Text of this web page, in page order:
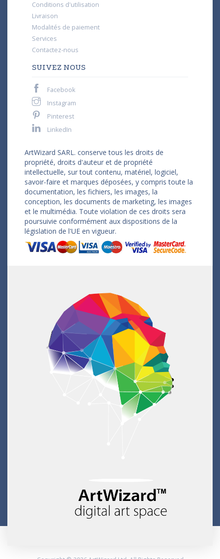
Conditions d'utilisation
Livraison
Modalités de paiement
Services
Contactez-nous
SUIVEZ NOUS
Facebook
Instagram
Pinterest
LinkedIn
ArtWizard SARL. conserve tous les droits de
propriété, droits d'auteur et de propriété
intellectuelle, sur tout contenu, matériel, logiciel,
savoir-faire et marques déposées, y compris toute la
documentation, les fichiers, les images, la
conception, les documents de marketing, les images
et le multimédia. Toute violation de ces droits sera
poursuivie conformément aux dispositions de la
législation de l'UE en vigueur.